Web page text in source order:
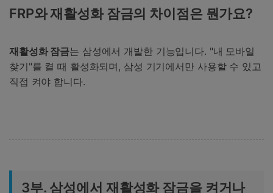
FRP와 재활성화 잠금의 차이점은 뭔가요?
재활성화 잠금는 삼성에서 개발한 기능입니다. "내 모바일
찾기"를 켤 때 활성화되며, 삼성 기기에서만 사용할 수 있고
직접 켜야 합니다.
3부. 삼성에서 재활성화 잠금을 켜거나